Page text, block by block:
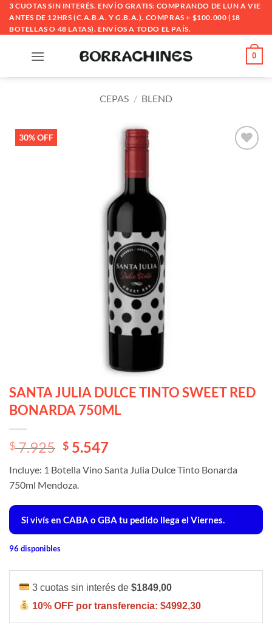
Saltar
contenido
3 CUOTAS SIN INTERÉS. ENVÍO GRATIS: COMPRANDO DE LUN A VIE
ANTES DE 12HRS (C.A.B.A. Y G.B.A.). COMPRAS + $100.000 (18
BOTELLAS O 48 LATAS). ENVÍOS A TODO EL PAÍS.
0
CEPAS / BLEND
30% OFF
SANTA JULIA DULCE TINTO SWEET RED
BONARDA 750ML
El
original
era:
$ 7.925.
$7.925 El
actual
es:
$ 7.925.
$ 5.547
Incluye: 1 Botella Vino Santa Julia Dulce Tinto Bonarda
750ml Mendoza.
Si vivís en CABA o GBA tu pedido llega el Viernes.
96 disponibles
3 cuotas sin interés de$1849,00
10% OFF por transferencia:$4992,30